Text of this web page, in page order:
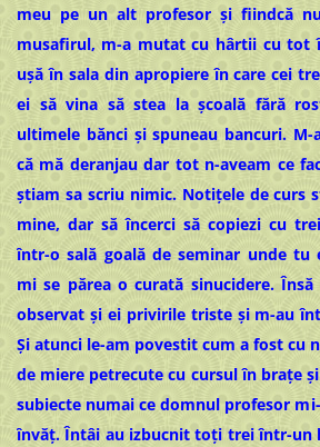
meu pe un alt profesor și fiindcă
musafirul, m-a mutat cu hârtii cu tot
ușă în sala din apropiere în care cei
ei să vina să stea la școală fără
ultimele bănci și spuneau bancuri.
că mă deranjau dar tot n-aveam ce
știam sa scriu nimic. Notițele de curs
mine, dar să încerci să copiezi cu
într-o sală goală de seminar unde tu
mi se părea o curată sinucidere.
observat și ei privirile triste și m-au
Și atunci le-am povestit cum a fost cu
de miere petrecute cu cursul în brațe
subiecte numai ce domnul profesor
învăț. Întâi au izbucnit toți trei într-un